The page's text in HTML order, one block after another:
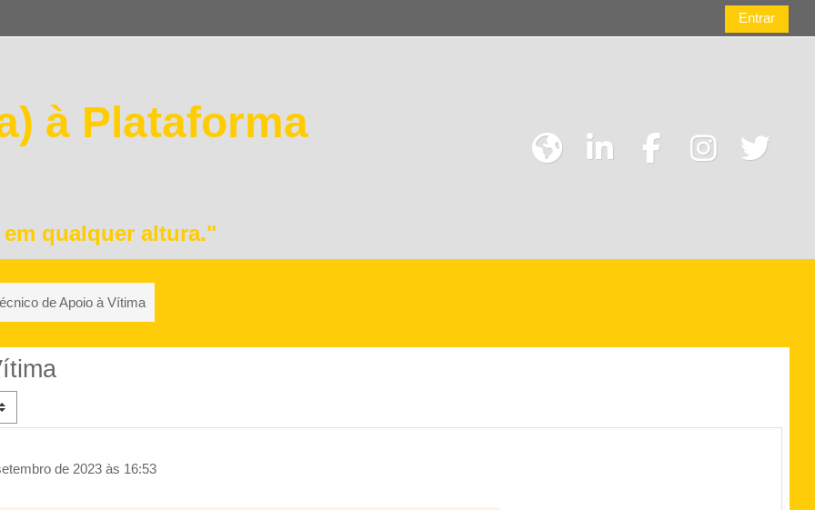
Entrar
à Plataforma
qualquer altura."
de Apoio à Vítima
de 2023 às 16:53